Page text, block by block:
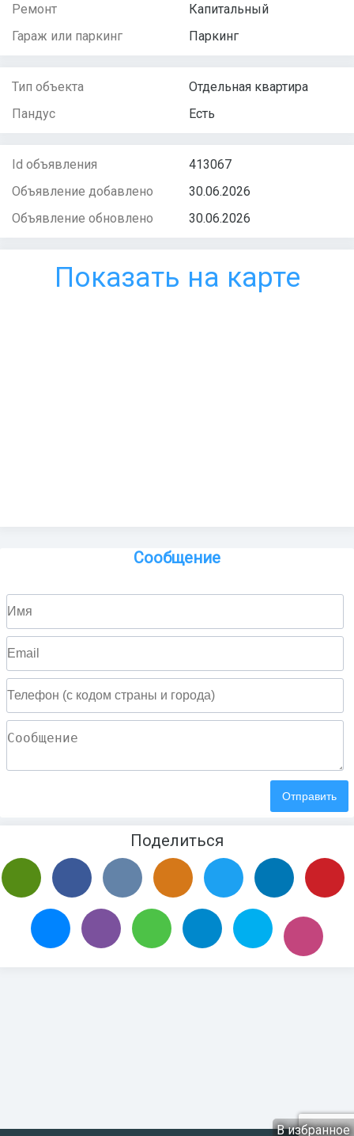
Ремонт
Капитальный
Гараж или паркинг
Паркинг
Тип объекта
Отдельная квартира
Пандус
Есть
Id объявления
413067
Объявление добавлено
30.06.2026
Объявление обновлено
30.06.2026
Показать на карте
Сообщение
В избранное
Поделиться